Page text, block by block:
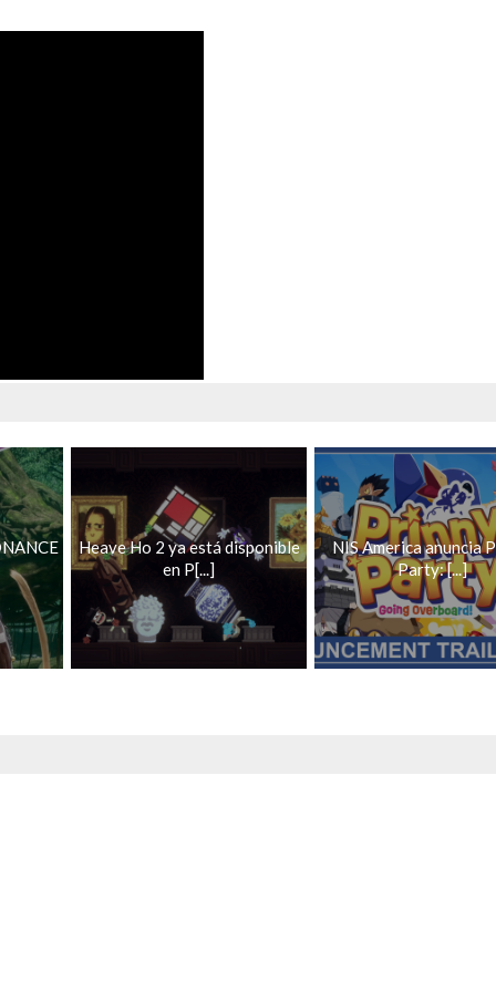
Heave Ho 2 ya está disponible
en P[...]
NIS America anuncia
Party: [...]